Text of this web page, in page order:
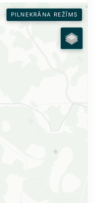
PILNEKRĀNA REŽĪMS